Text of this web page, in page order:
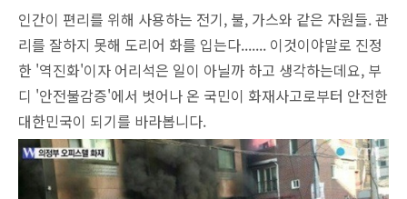
인간이 편리를 위해 사용하는 전기, 불, 가스와 같은 자원들. 관
리를 잘하지 못해 도리어 화를 입는다....... 이것이야말로 진정
한 '역진화'이자 어리석은 일이 아닐까 하고 생각하는데요, 부
디 '안전불감증'에서 벗어나 온 국민이 화재사고로부터 안전한
대한민국이 되기를 바라봅니다.